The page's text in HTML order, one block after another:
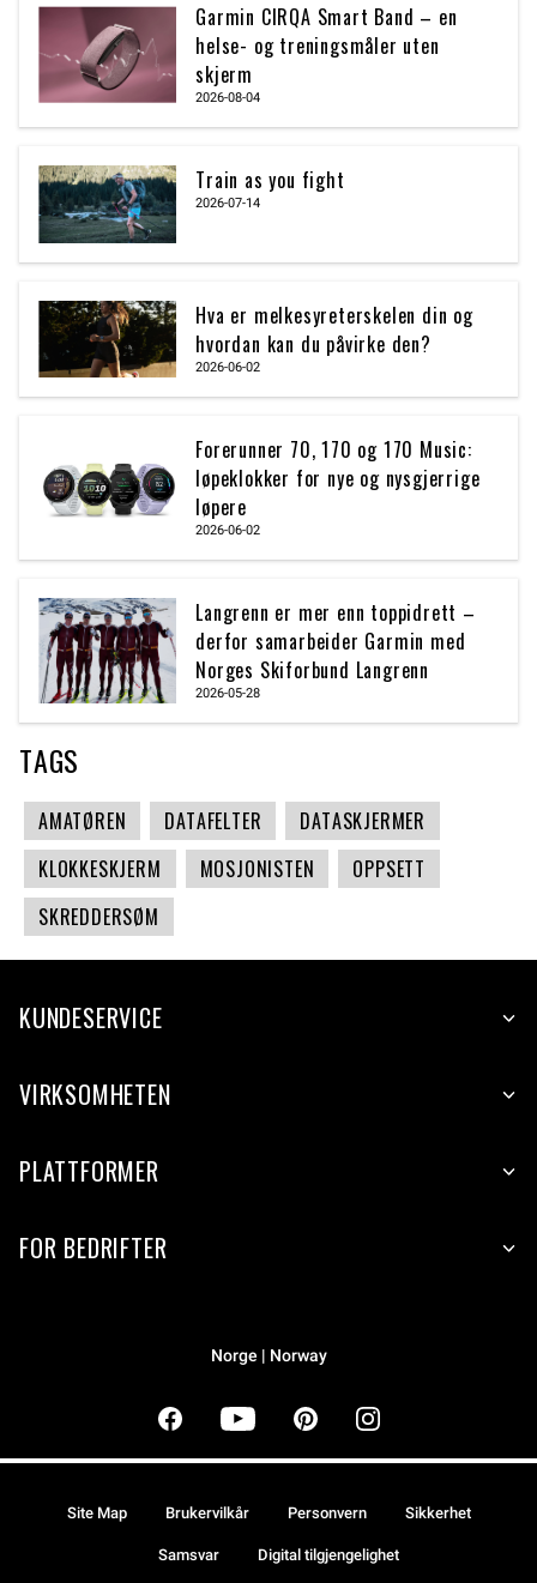
Garmin CIRQA Smart Band – en
helse- og treningsmåler uten
skjerm
2026-08-04
Train as you fight
2026-07-14
Hva er melkesyreterskelen din og
hvordan kan du påvirke den?
2026-06-02
Forerunner 70, 170 og 170 Music:
løpeklokker for nye og nysgjerrige
løpere
2026-06-02
Langrenn er mer enn toppidrett –
derfor samarbeider Garmin med
Norges Skiforbund Langrenn
2026-05-28
TAGS
AMATØREN DATAFELTER
DATASKJERMER
KLOKKESKJERM
MOSJONISTEN
OPPSETT
SKREDDERSØM
KUNDESERVICE
VIRKSOMHETEN
PLATTFORMER
FOR BEDRIFTER
Norge | Norway
Site Map Brukervilkår Personvern Sikkerhet
Samsvar Digital tilgjengelighet